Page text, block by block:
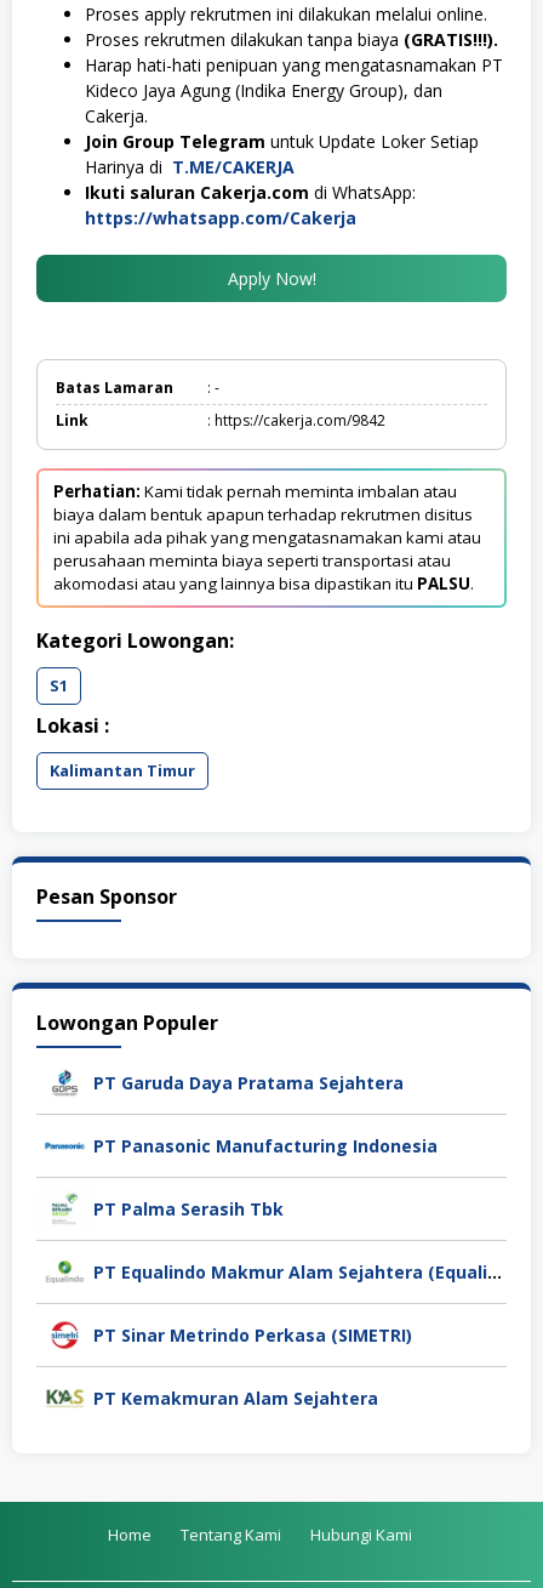
Proses apply rekrutmen ini dilakukan melalui online.
Proses rekrutmen dilakukan tanpa biaya (GRATIS!!!).
Harap hati-hati penipuan yang mengatasnamakan PT
Kideco Jaya Agung (Indika Energy Group), dan
Cakerja.
Join Group Telegram untuk Update Loker Setiap
Harinya di T.ME/CAKERJA
Ikuti saluran Cakerja.com di WhatsApp:
https://whatsapp.com/Cakerja
Apply Now!
Batas Lamaran
: -
Link
: https://cakerja.com/9842
Perhatian: Kami tidak pernah meminta imbalan atau
biaya dalam bentuk apapun terhadap rekrutmen disitus
ini apabila ada pihak yang mengatasnamakan kami atau
perusahaan meminta biaya seperti transportasi atau
akomodasi atau yang lainnya bisa dipastikan itu PALSU.
Kategori Lowongan:
S1
Lokasi :
Kalimantan Timur
Pesan Sponsor
Lowongan Populer
PT Garuda Daya Pratama Sejahtera
PT Panasonic Manufacturing Indonesia
PT Palma Serasih Tbk
PT Equalindo Makmur Alam Sejahtera (Equalindo Group)
PT Sinar Metrindo Perkasa (SIMETRI)
PT Kemakmuran Alam Sejahtera
Home Tentang Kami Hubungi Kami